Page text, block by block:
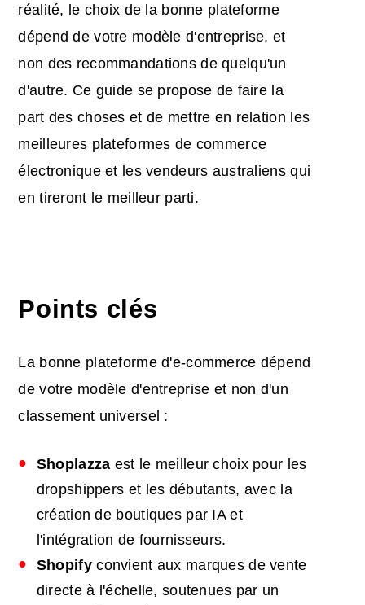
réalité, le choix de la bonne plateforme
dépend de votre modèle d'entreprise, et
non des recommandations de quelqu'un
d'autre. Ce guide se propose de faire la
part des choses et de mettre en relation les
meilleures plateformes de commerce
électronique et les vendeurs australiens qui
en tireront le meilleur parti.
Points clés
La bonne plateforme d'e-commerce dépend
de votre modèle d'entreprise et non d'un
classement universel :
Shoplazza est le meilleur choix pour les
dropshippers et les débutants, avec la
création de boutiques par IA et
l'intégration de fournisseurs.
Shopifyconvient aux marques de vente
directe à l'échelle, soutenues par un